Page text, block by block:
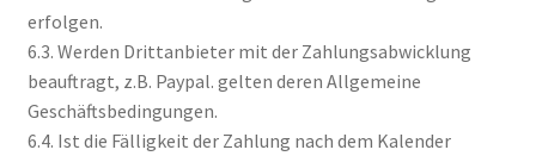
erfolgen.
6.3. Werden Drittanbieter mit der Zahlungsabwicklung
beauftragt, z.B. Paypal. gelten deren Allgemeine
Geschäftsbedingungen.
6.4. Ist die Fälligkeit der Zahlung nach dem Kalender